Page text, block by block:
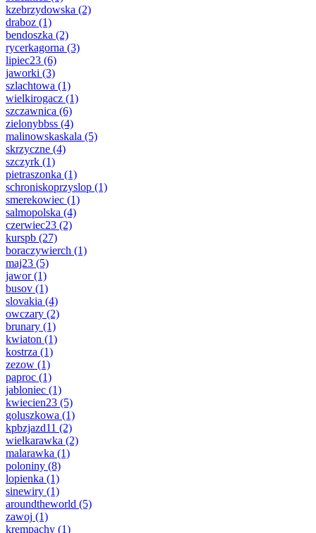
kzebrzydowska (2)
draboz (1)
bendoszka (2)
rycerkagorna (3)
lipiec23 (6)
jaworki (3)
szlachtowa (1)
wielkirogacz (1)
szczawnica (6)
zielonybbss (4)
malinowskaskala (5)
skrzyczne (4)
szczyrk (1)
pietraszonka (1)
schroniskoprzyslop (1)
smerekowiec (1)
salmopolska (4)
czerwiec23 (2)
kurspb (27)
boraczywierch (1)
maj23 (5)
jawor(1)
busov (1)
slovakia (4)
owczary (2)
brunary (1)
kwiaton (1)
kostrza (1)
zezow (1)
paproc (1)
jabloniec (1)
kwiecien23 (5)
goluszkowa (1)
kpbzjazd11 (2)
wielkarawka (2)
malarawka (1)
poloniny (8)
lopienka (1)
sinewiry (1)
aroundtheworld (5)
zawoj (1)
krempachy (1)